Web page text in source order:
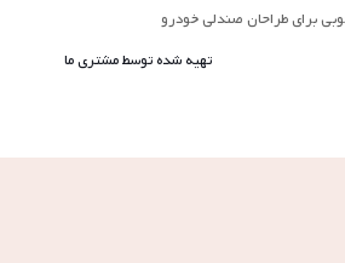
برای طراحان صندلی خودرو
تهیه شده توسط مشتری ما